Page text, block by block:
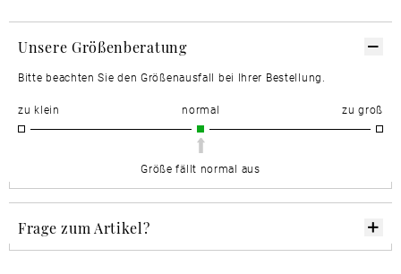
Unsere Größenberatung
Bitte beachten Sie den Größenausfall bei Ihrer Bestellung.
zu klein normal zu groß
Größe fällt normal aus
Frage zum Artikel?